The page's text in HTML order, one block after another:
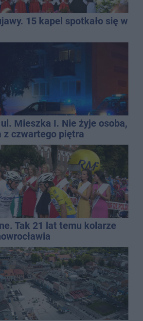
15 kapel spotkało się w
Mieszka I. Nie żyje osoba,
z czwartego piętra
Tak 21 lat temu kolarze